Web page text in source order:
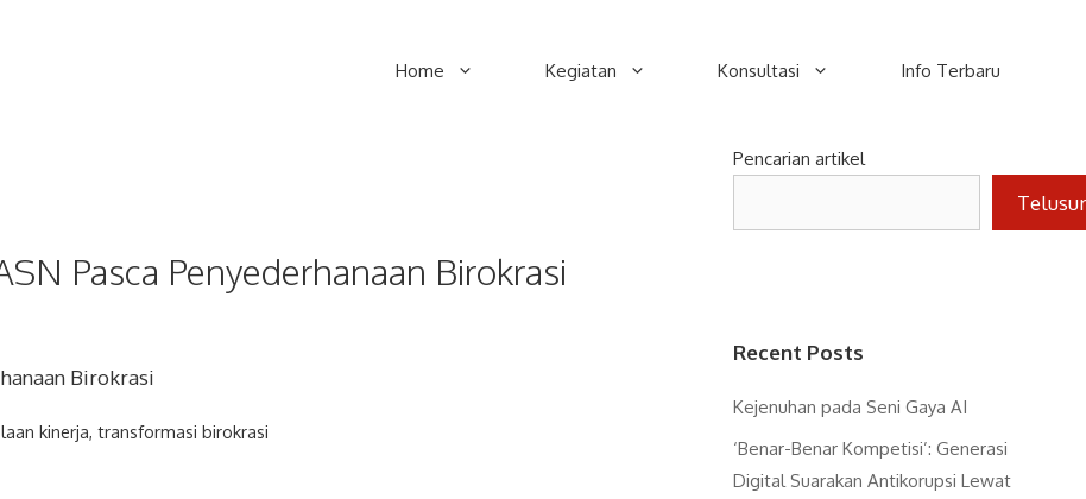
Home Kegiatan Konsultasi Info Terbaru
Pasca Penyederhanaan Birokrasi
Birokrasi
kinerja,transformasi birokrasi
Pencarian artikel
Telusur
Recent Posts
Kejenuhan pada Seni Gaya AI
‘Benar-Benar Kompetisi’: Generasi
Digital Suarakan Antikorupsi Lewat